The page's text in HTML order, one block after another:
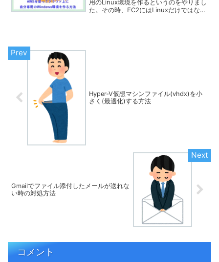
用のLinux環境を作るというのをやりまし
た。その時、EC2にはLinuxだけではな
Hyper-V仮想マシンファイル(vhdx)を小
さく(最適化)する方法
Gmailでファイル添付したメールが送れな
い時の対処方法
コメント